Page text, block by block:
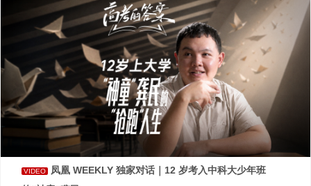
VIDEO
凤凰 WEEKLY 独家对话｜12 岁考入中科大少年班